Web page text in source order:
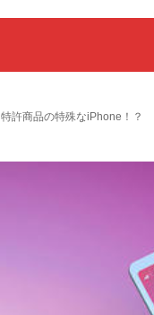
特許商品の特殊なiPhone！？